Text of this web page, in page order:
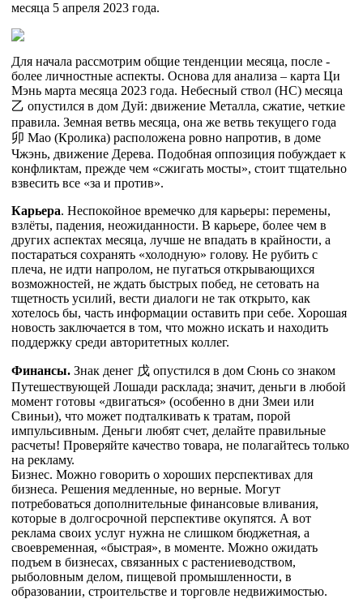
месяца 5 апреля 2023 года.
Для начала рассмотрим общие тенденции месяца, после -
более личностные аспекты. Основа для анализа – карта Ци
Мэнь марта месяца 2023 года. Небесный ствол (НС) месяца
乙 опустился в дом Дуй: движение Металла, сжатие, четкие
правила. Земная ветвь месяца, она же ветвь текущего года
卯 Мао (Кролика) расположена ровно напротив, в доме
Чжэнь, движение Дерева. Подобная оппозиция побуждает к
конфликтам, прежде чем «сжигать мосты», стоит тщательно
взвесить все «за и против».
Карьера. Неспокойное времечко для карьеры: перемены,
взлёты, падения, неожиданности. В карьере, более чем в
других аспектах месяца, лучше не впадать в крайности, а
постараться сохранять «холодную» голову. Не рубить с
плеча, не идти напролом, не пугаться открывающихся
возможностей, не ждать быстрых побед, не сетовать на
тщетность усилий, вести диалоги не так открыто, как
хотелось бы, часть информации оставить при себе. Хорошая
новость заключается в том, что можно искать и находить
поддержку среди авторитетных коллег.
Финансы. Знак денег 戊 опустился в дом Сюнь со знаком
Путешествующей Лошади расклада; значит, деньги в любой
момент готовы «двигаться» (особенно в дни Змеи или
Свиньи), что может подталкивать к тратам, порой
импульсивным. Деньги любят счет, делайте правильные
расчеты! Проверяйте качество товара, не полагайтесь только
на рекламу.
Бизнес. Можно говорить о хороших перспективах для
бизнеса. Решения медленные, но верные. Могут
потребоваться дополнительные финансовые вливания,
которые в долгосрочной перспективе окупятся. А вот
реклама своих услуг нужна не слишком бюджетная, а
своевременная, «быстрая», в моменте. Можно ожидать
подъем в бизнесах, связанных с растениеводством,
рыболовным делом, пищевой промышленности, в
образовании, строительстве и торговле недвижимостью.